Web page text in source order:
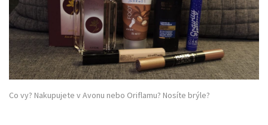
Co vy? Nakupujete v Avonu nebo Oriflamu? Nosíte brýle?